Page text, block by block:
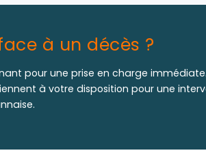
à un décès ?
pour une prise en charge
à votre disposition pour une